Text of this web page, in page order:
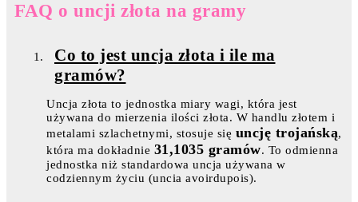
FAQ o uncji złota na gramy
Co to jest uncja złota i ile ma
gramów?
Uncja złota to jednostka miary wagi, która jest
używana do mierzenia ilości złota. W handlu złotem i
metalami szlachetnymi, stosuje się uncję trojańską,
która ma dokładnie 31,1035 gramów. To odmienna
jednostka niż standardowa uncja używana w
codziennym życiu (uncia avoirdupois).